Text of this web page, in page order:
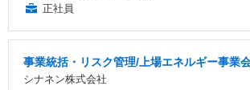
正社員
事業統括・リスク管理/上場エネルギー事業
シナネン株式会社